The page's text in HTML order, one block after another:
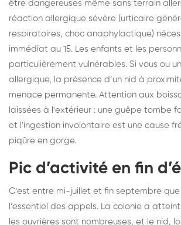
être dangereuses même sans terrain
réaction allergique sévère (urticaire
respiratoires, choc anaphylactique)
immédiat au 15. Les enfants et les
particulièrement vulnérables. Si vous ou
allergique, la présence d’un nid à
menace permanente. Attention aux
laissées à l'extérieur : une guêpe tombe
et l'ingestion involontaire est une cause
piqûre en gorge.
Pic d’activité en fin
C’est entre mi-juillet et fin septembre que
l’essentiel des appels. La colonie a
les ouvrières sont nombreuses, et le nid,